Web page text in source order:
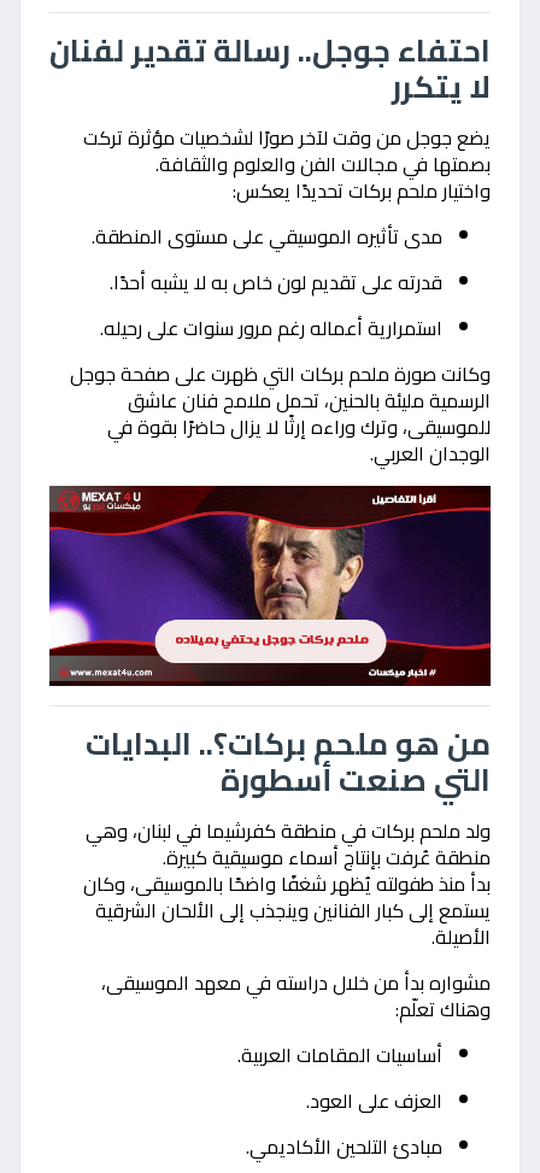
احتفاء جوجل.. رسالة تقدير لفنان
لا يتكرر
يضع جوجل من وقت لآخر صورًا لشخصيات مؤثرة تركت
بصمتها في مجالات الفن والعلوم والثقافة.
واختيار ملحم بركات تحديدًا يعكس:
مدى تأثيره الموسيقي على مستوى المنطقة.
قدرته على تقديم لون خاص به لا يشبه أحدًا.
استمرارية أعماله رغم مرور سنوات على رحيله.
وكانت صورة ملحم بركات التي ظهرت على صفحة جوجل
الرسمية مليئة بالحنين، تحمل ملامح فنان عاشق
للموسيقى، وترك وراءه إرثًا لا يزال حاضرًا بقوة في
الوجدان العربي.
من هو ملحم بركات؟.. البدايات
التي صنعت أسطورة
ولد ملحم بركات في منطقة كفرشيما في لبنان، وهي
منطقة عُرفت بإنتاج أسماء موسيقية كبيرة.
بدأ منذ طفولته يُظهر شغفًا واضحًا بالموسيقى، وكان
يستمع إلى كبار الفنانين وينجذب إلى الألحان الشرقية
الأصيلة.
مشواره بدأ من خلال دراسته في معهد الموسيقى،
وهناك تعلّم:
أساسيات المقامات العربية.
العزف على العود.
مبادئ التلحين الأكاديمي.